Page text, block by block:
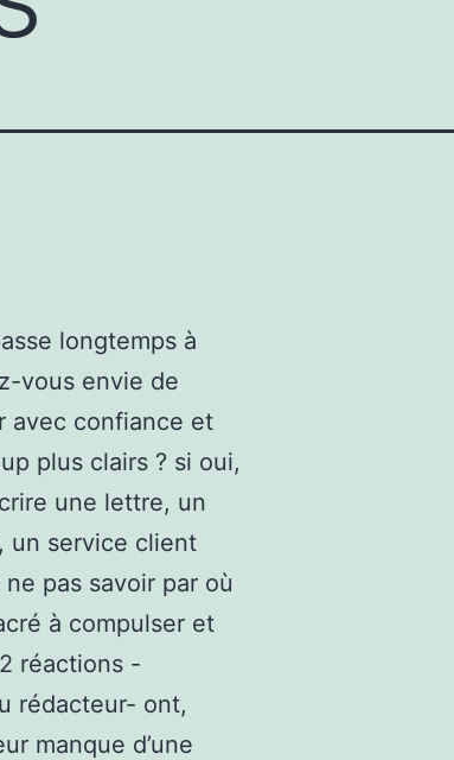
longtemps à
vous envie de
avec confiance et
plus clairs ? si oui,
une lettre, un
un service client
pas savoir par où
à compulser et
réactions -
rédacteur- ont,
manque d’une